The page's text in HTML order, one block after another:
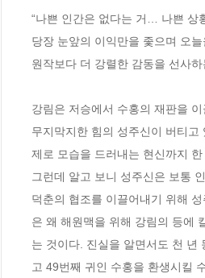
“나쁜 인간은 없다는 거… 나쁜 상
당장 눈앞의 이익만을 좇으며 오
원작보다 더 강렬한 감동을 선사
강림은 저승에서 수홍의 재판을
무지막지한 힘의 성주신이 버티
제로 모습을 드러내는 현신까지
그런데 알고 보니 성주신은 보통
덕춘의 협조를 이끌어내기 위해
은 왜 해원맥을 위해 강림의 등에
는 것이다. 진실을 알면서도 천 년
고 49번째 귀인 수홍을 환생시킬